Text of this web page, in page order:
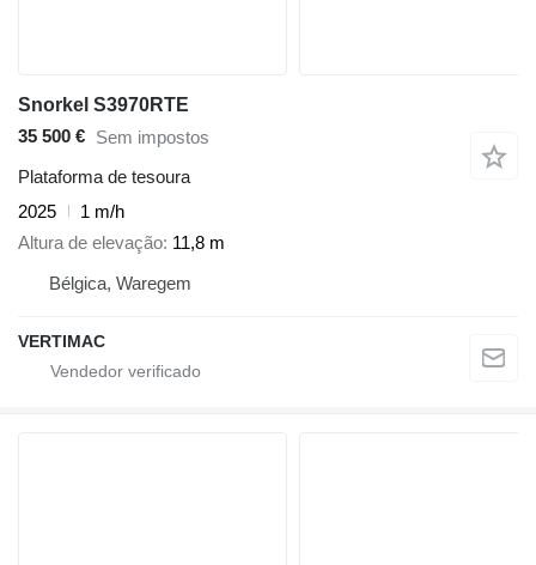
Snorkel S3970RTE
35 500 € Sem impostos
Plataforma de tesoura
2025
1 m/h
Altura de elevação 11,8 m
Bélgica, Waregem
VERTIMAC